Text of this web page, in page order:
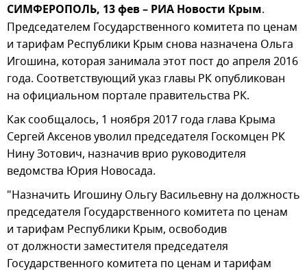
СИМФЕРОПОЛЬ, 13 фев – РИА Новости Крым.
Председателем Государственного комитета по ценам
и тарифам Республики Крым снова назначена Ольга
Игошина, которая занимала этот пост до апреля 2016
года. Соответствующий указ главы РК опубликован
на официальном портале правительства РК.
Как сообщалось, 1 ноября 2017 года глава Крыма
Сергей Аксенов уволил председателя Госкомцен РК
Нину Зотович, назначив врио руководителя
ведомства Юрия Новосада.
"Назначить Игошину Ольгу Васильевну на должность
председателя Государственного комитета по ценам
и тарифам Республики Крым, освободив
от должности заместителя председателя
Государственного комитета по ценам и тарифам